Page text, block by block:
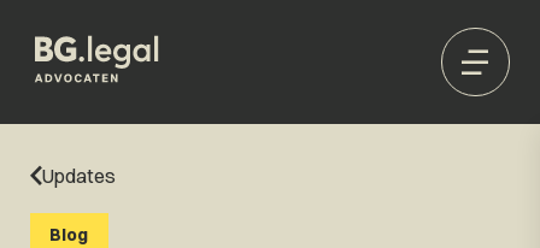
Updates
Blog